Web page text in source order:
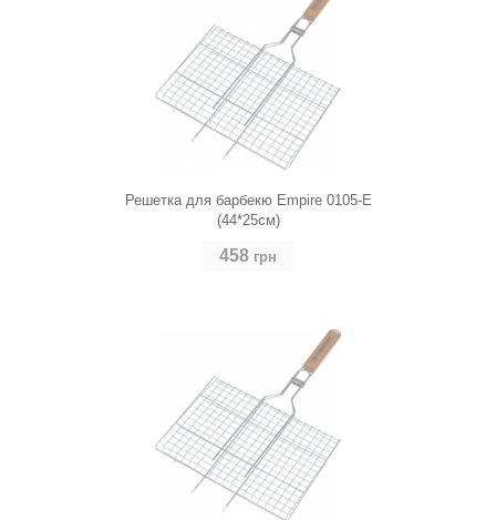
Решетка для барбекю Empire 0105-E
(44*25см)
458 грн